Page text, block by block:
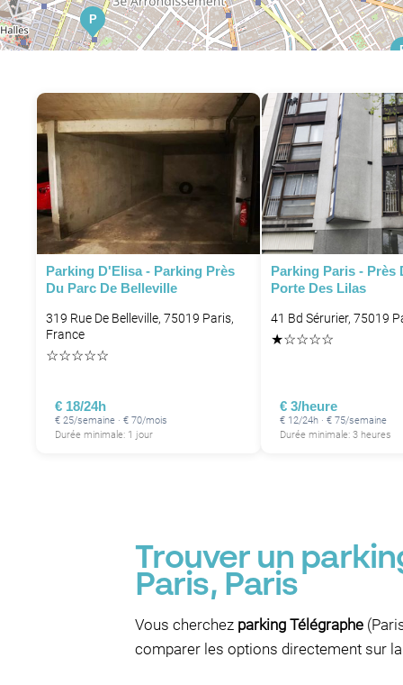
P
P
P
Parking D'Elisa - Parking Près
Du Parc De Belleville
319 Rue De Belleville, 75019 Paris,
France
☆☆☆☆☆
€ 18/24h
€ 25/semaine · € 70/mois
Durée minimale: 1 jour
Parking Paris - Près
Porte Des Lilas
41 Bd Sérurier, 75019
★☆☆☆☆
€ 3/heure
€ 12/24h · € 75/semaine
Durée minimale: 3 heures
Trouver un
Paris, Paris
Vous cherchez parking Télégraphe
comparer les options directement sur